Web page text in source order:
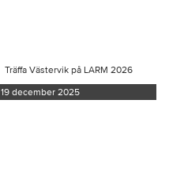
Träffa Västervik på LARM 2026
19 december 2025